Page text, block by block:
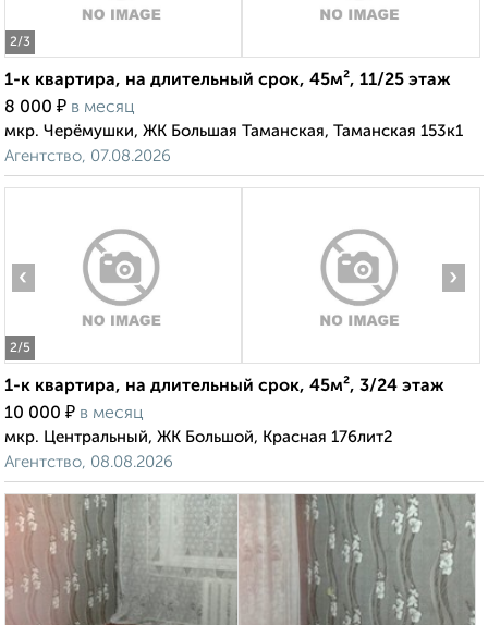
2/3
1-к квартира, на длительный срок, 45м², 11/25 этаж
8 000 ₽ в месяц
мкр. Черёмушки, ЖК Большая Таманская, Таманская 153к1
Агентство, 07.08.2026
2/5
‹ ›
1-к квартира, на длительный срок, 45м², 3/24 этаж
10 000 ₽ в месяц
мкр. Центральный, ЖК Большой, Красная 176лит2
Агентство, 08.08.2026